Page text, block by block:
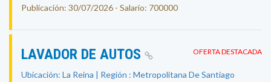
Publicación: 30/07/2026 - Salario: 700000
OFERTA DESTACADA
LAVADOR DE AUTOS
Ubicación: La Reina | Región : Metropolitana De Santiago